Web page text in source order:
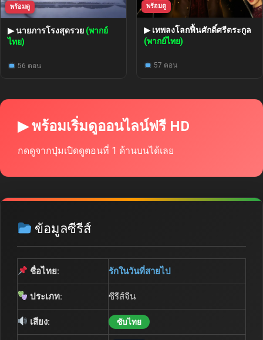
พร้อมดู
▶ นายภารโรงสุดรวย (พากย์
ไทย)
56 ตอน
พร้อมดู
▶ เทพลงโลกฟื้นศักดิ์ศรีตระกูล
(พากย์ไทย)
57 ตอน
▶ พร้อมเริ่มดูออนไลน์ฟรี HD
กดดูจากปุ่มเปิดดูตอนที่ 1 ด้านบนได้เลย
ข้อมูลซีรีส์
ชื่อไทย: รักในวันที่สายไป
ประเภท: ซีรีส์จีน
เสียง: ซับไทย